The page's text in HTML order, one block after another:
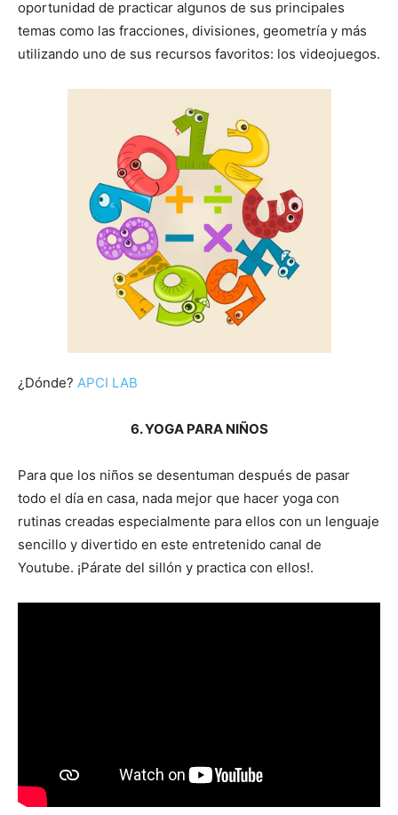
oportunidad de practicar algunos de sus principales
temas como las fracciones, divisiones, geometría y más
utilizando uno de sus recursos favoritos: los videojuegos.
¿Dónde? APCI LAB
6. YOGA PARA NIÑOS
Para que los niños se desentuman después de pasar
todo el día en casa, nada mejor que hacer yoga con
rutinas creadas especialmente para ellos con un lenguaje
sencillo y divertido en este entretenido canal de
Youtube. ¡Párate del sillón y practica con ellos!.